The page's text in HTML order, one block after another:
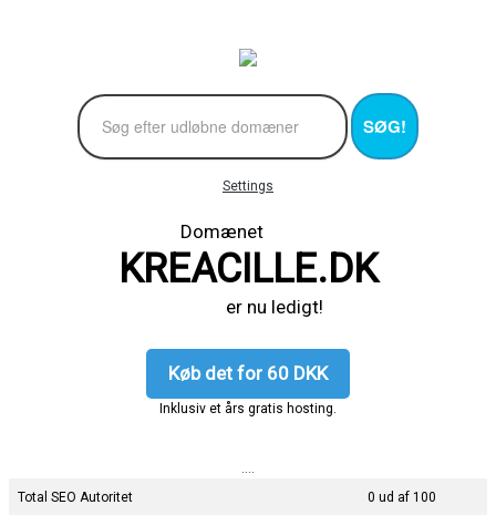
SØG!
Settings
Domænet
KREACILLE.DK
er nu ledigt!
Køb det for 60 DKK
Inklusiv et års gratis hosting.
Total SEO Autoritet
0 ud af 100